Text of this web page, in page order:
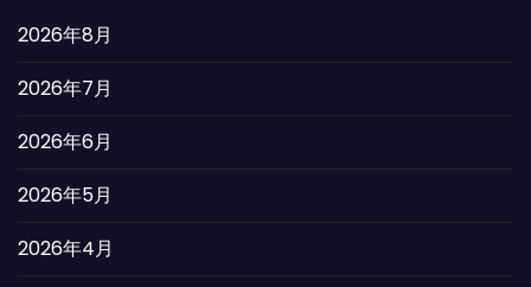
2026年8月
2026年7月
2026年6月
2026年5月
2026年4月